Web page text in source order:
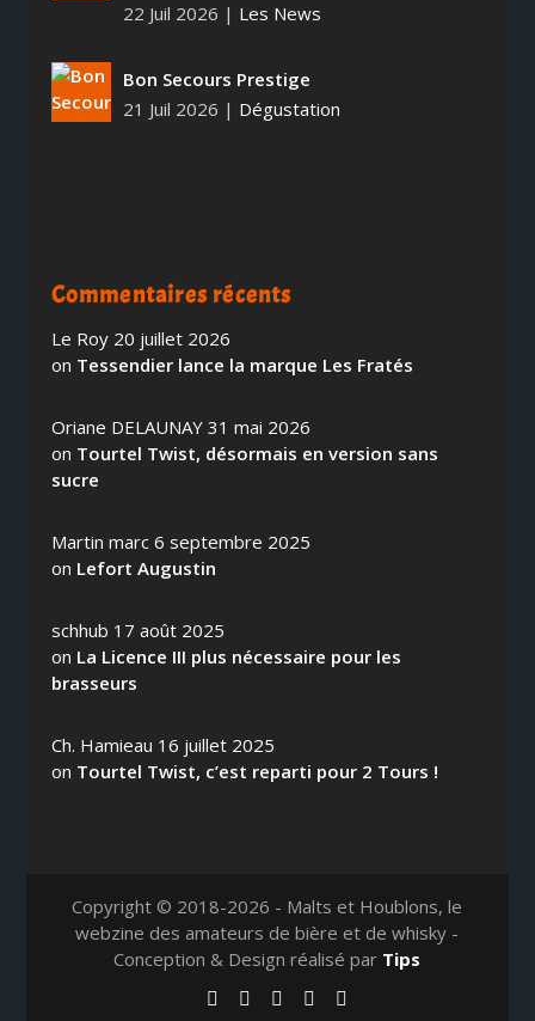
22 Juil 2026 | Les News
Bon Secours Prestige
21 Juil 2026 | Dégustation
Commentaires récents
Le Roy 20 juillet 2026
on Tessendier lance la marque Les Fratés
Oriane DELAUNAY 31 mai 2026
on Tourtel Twist, désormais en version sans
sucre
Martin marc 6 septembre 2025
on Lefort Augustin
schhub 17 août 2025
on La Licence III plus nécessaire pour les
brasseurs
Ch. Hamieau 16 juillet 2025
on Tourtel Twist, c’est reparti pour 2 Tours !
Copyright © 2018-2026 - Malts et Houblons, le
webzine des amateurs de bière et de whisky -
Conception & Design réalisé par Tips